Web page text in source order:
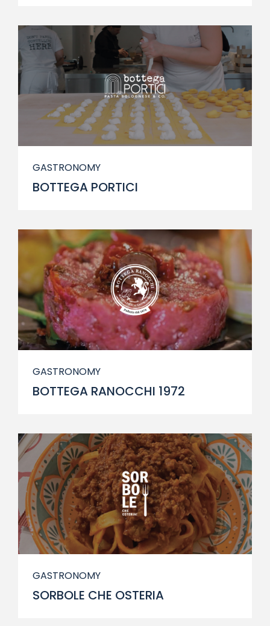
GASTRONOMY
BOTTEGA PORTICI
GASTRONOMY
BOTTEGA RANOCCHI 1972
GASTRONOMY
SORBOLE CHE OSTERIA